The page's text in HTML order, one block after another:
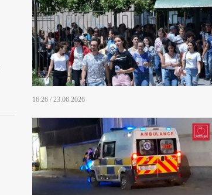
16:26 / 23.06.2026